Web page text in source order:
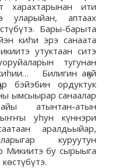
харахтарынан ити
уларыйан, аптаах
Бары-барыта
киһи эрэ санаата
утуктаан ситэ
тугунан
Билигин аҕай
бэйэбин ордуктук
ымсыырар санаалар
атынтан-атын
уһун күннэри
аралдьыйар,
куруутун
Микиитэ бу сырыыга